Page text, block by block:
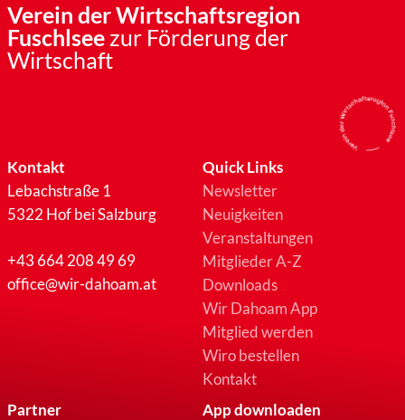
Verein der Wirtschaftsregion
Fuschlseezur Förderung der
Wirtschaft
Kontakt
Lebachstraße 1
5322 Hof bei Salzburg
+43 664 208 49 69
office@wir-dahoam.at
Quick Links
Newsletter
Neuigkeiten
Veranstaltungen
Mitglieder A-Z
Downloads
Wir Dahoam App
Mitglied werden
Wiro bestellen
Kontakt
Partner
App downloaden